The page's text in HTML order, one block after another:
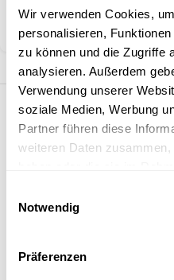
Wir verwenden Cookies,
personalisieren,
zu können und die Zugriffe
analysieren. Außerdem
Verwendung unserer
soziale Medien, Werbung
Partner führen diese
weiteren Daten
Notwendig
Präferenzen
Teilen: